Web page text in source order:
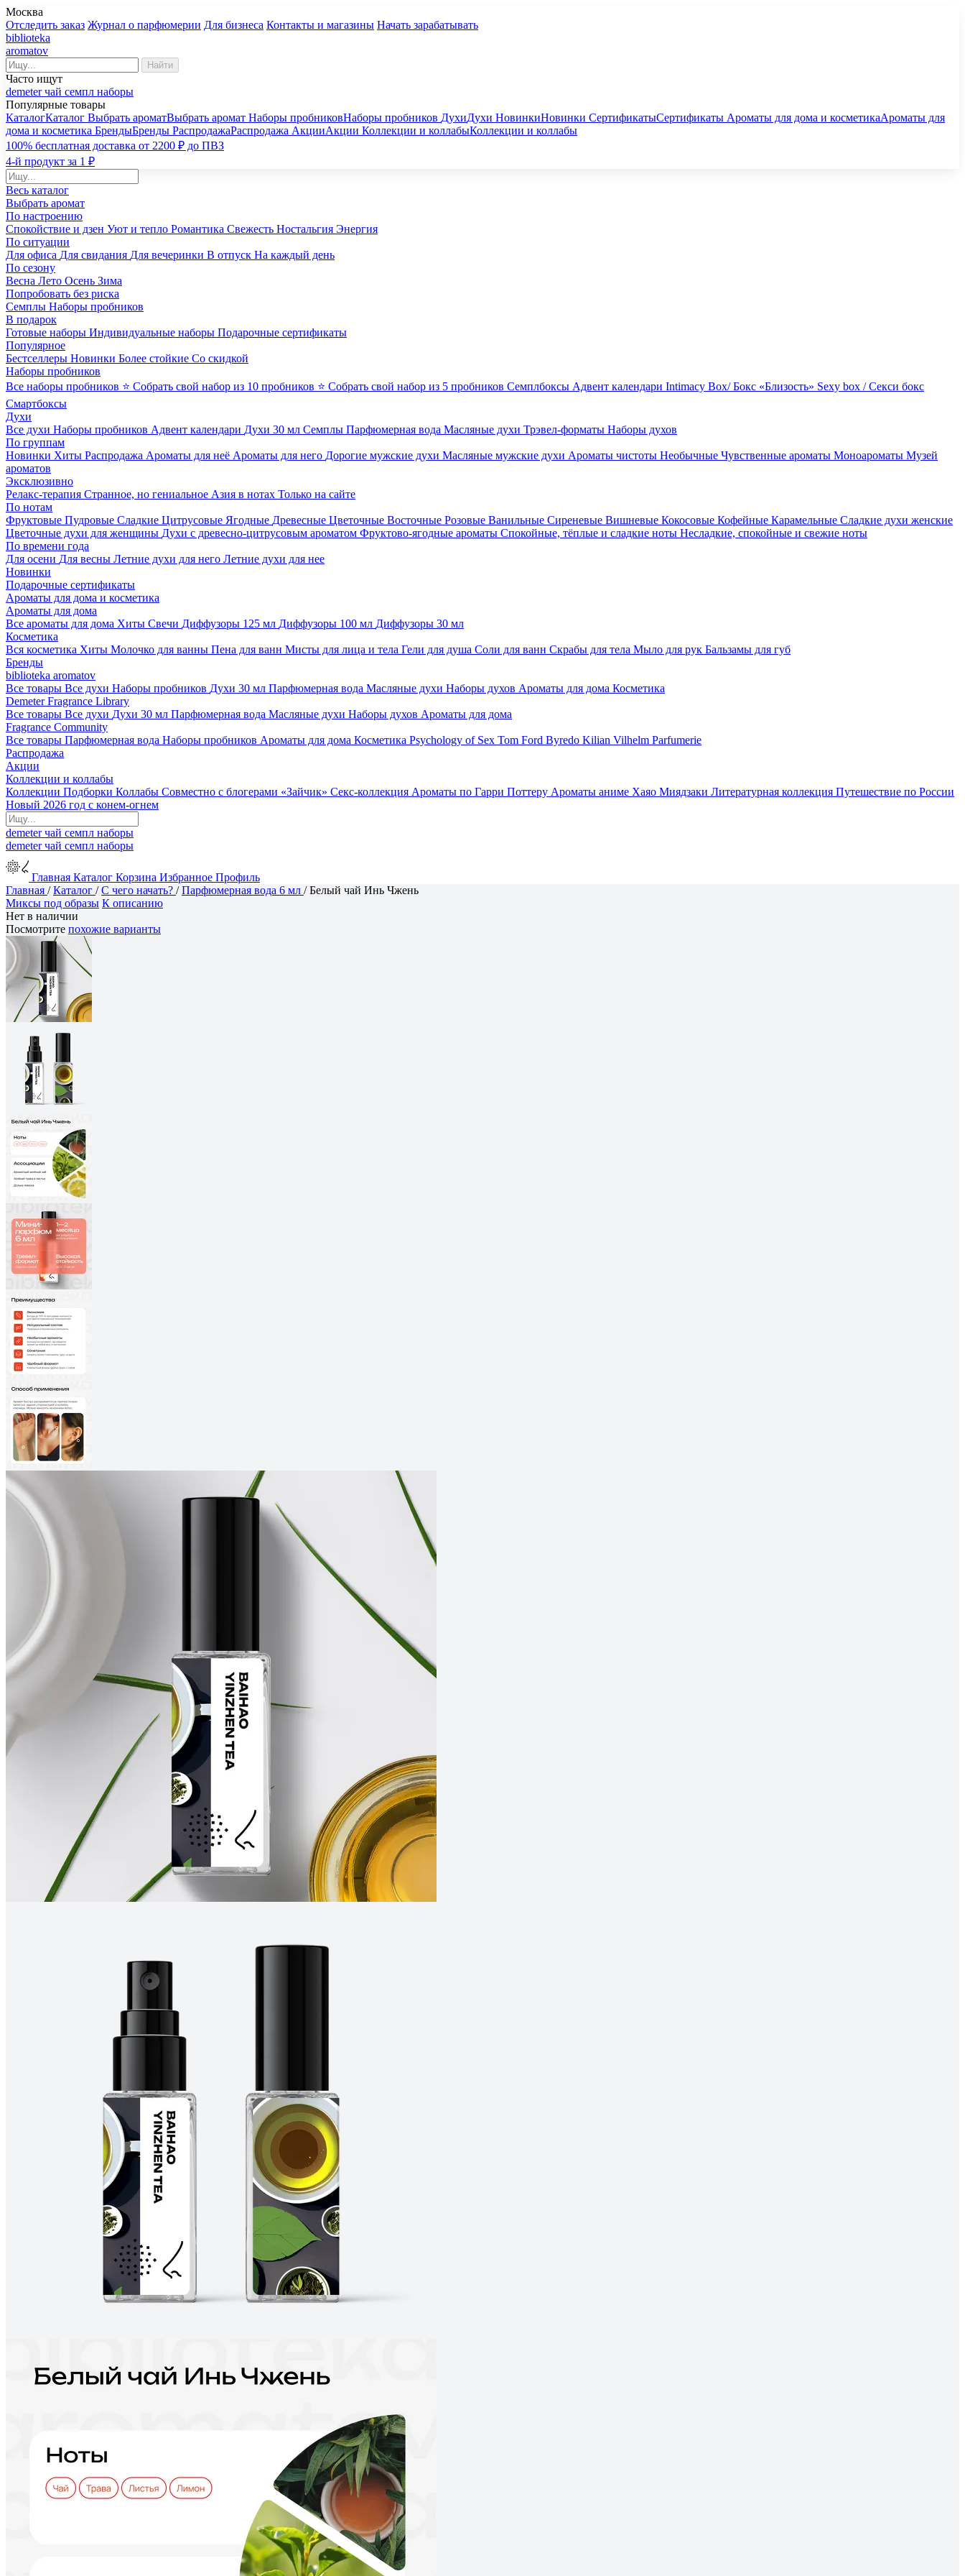
Москва
Отследить заказ Журнал о парфюмерии Для бизнеса Контакты и магазины Начать зарабатывать
biblioteka
aromatov
Найти
Часто ищут
demeterчай семпл наборы
Популярные товары
КаталогКаталог Выбрать ароматВыбрать аромат Наборы пробниковНаборы пробников ДухиДухи НовинкиНовинки СертификатыСертификаты Ароматы для дома и косметикаАроматы для
дома и косметика БрендыБренды РаспродажаРаспродажа АкцииАкции Коллекции и коллабыКоллекции и коллабы
100% бесплатная доставка от 2200 ₽ до ПВЗ
4-й продукт за 1 ₽
Весь каталог
Выбрать аромат
По настроению
Спокойствие и дзен Уют и тепло Романтика Свежесть Ностальгия Энергия
По ситуации
Для офиса Для свидания Для вечеринки В отпуск На каждый день
По сезону
Весна Лето Осень Зима
Попробовать без риска
Семплы Наборы пробников
В подарок
Готовые наборы Индивидуальные наборы Подарочные сертификаты
Популярное
Бестселлеры Новинки Более стойкие Со скидкой
Наборы пробников
Все наборы пробников ⭐ Собрать свой набор из 10 пробников ⭐ Собрать свой набор из 5 пробников Семплбоксы Адвент календари Intimacy Box/ Бокс «Близость» Sexy box / Секси бокс
Смартбоксы
Духи
Все духи Наборы пробников Адвент календари Духи 30 мл Семплы Парфюмерная вода Масляные духи Трэвел-форматы Наборы духов
По группам
Новинки Хиты Распродажа Ароматы для неё Ароматы для него Дорогие мужские духи Масляные мужские духи Ароматы чистоты Необычные Чувственные ароматы Моноароматы Музей
ароматов
Эксклюзивно
Релакс-терапия Странное, но гениальное Азия в нотах Только на сайте
По нотам
Фруктовые Пудровые Сладкие Цитрусовые Ягодные Древесные Цветочные Восточные Розовые Ванильные Сиреневые Вишневые Кокосовые Кофейные Карамельные Сладкие духи женские
Цветочные духи для женщины Духи с древесно-цитрусовым ароматом Фруктово-ягодные ароматы Спокойные, тёплые и сладкие ноты Несладкие, спокойные и свежие ноты
По времени года
Для осени Для весны Летние духи для него Летние духи для нее
Новинки
Подарочные сертификаты
Ароматы для дома и косметика
Ароматы для дома
Все ароматы для дома Хиты Свечи Диффузоры 125 мл Диффузоры 100 мл Диффузоры 30 мл
Косметика
Вся косметика Хиты Молочко для ванны Пена для ванн Мисты для лица и тела Гели для душа Соли для ванн Скрабы для тела Мыло для рук Бальзамы для губ
Бренды
biblioteka aromatov
Все товары Все духи Наборы пробников Духи 30 мл Парфюмерная вода Масляные духи Наборы духов Ароматы для дома Косметика
Demeter Fragrance Library
Все товары Все духи Духи 30 мл Парфюмерная вода Масляные духи Наборы духов Ароматы для дома
Fragrance Community
Все товары Парфюмерная вода Наборы пробников Ароматы для дома Косметика Psychology of Sex Tom Ford Byredo Kilian Vilhelm Parfumerie
Распродажа
Акции
Коллекции и коллабы
Коллекции Подборки Коллабы Совместно с блогерами «Зайчик» Секс-коллекция Ароматы по Гарри Поттеру Ароматы аниме Хаяо Миядзаки Литературная коллекция Путешествие по России
Новый 2026 год с конем-огнем
demeterчай семпл наборы
demeterчай семпл наборы
Главная Каталог Корзина Избранное Профиль
Главная /Каталог /С чего начать? /Парфюмерная вода 6 мл /Белый чай Инь Чжень
Миксы под образы К описанию
Нет в наличии
Посмотрите похожие варианты